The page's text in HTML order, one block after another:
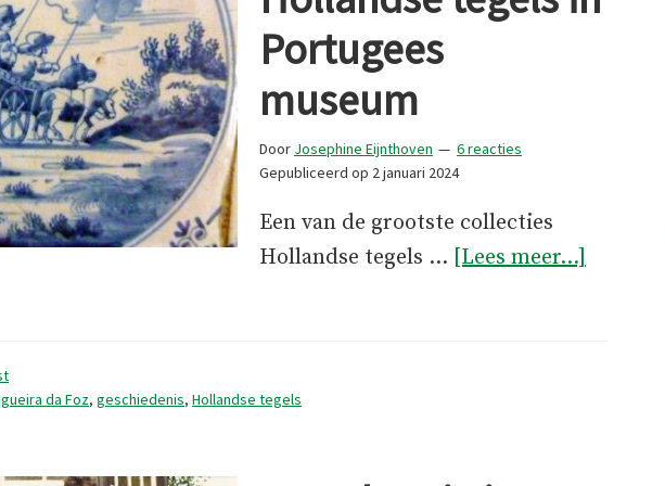
Portugees
museum
Door Josephine Eijnthoven
6 reacties
Gepubliceerd op 2 januari 2024
Een van de grootste collecties
Hollandse tegels … [Lees meer...]
da Foz, geschiedenis, Hollandse tegels